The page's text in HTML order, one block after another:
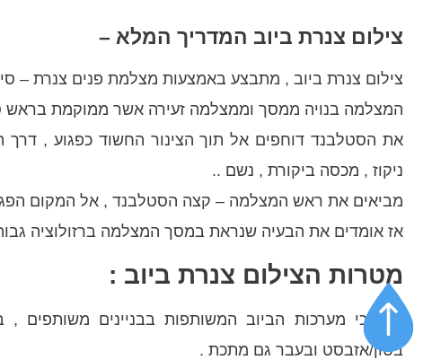
צילום צנרת ביוב המדריך המלא –
צילום צנרת ביוב , מתבצע באמצעות מצלמת פנים צנרת – סיב
המצלמה בנויה ממסך וממצלמה זעירה אשר ממוקמת בראש
את הסטלבנד דוחפים אל תוך הצינור החשוד כפגוע ,
ניקוז , מכסה ביקורת , נשם ..
מביאים את ראש המצלמה – קצה הסטלבנד , אל המקום
אז אומדים את הבעיה שנראת במסך המצלמה ברזולוציה גבוהה וב
מטרות הצילום צנרת ביוב :
בטון/אזבסט ובעבר גם מתכת .